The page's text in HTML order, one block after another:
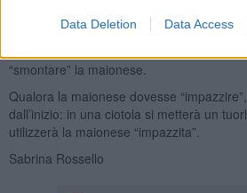
Data Deletion Data Access
facilmente rispetto all’olio di semi).
quando la salsa sarà cremosa e densa, a
“smontare” la maionese.
Qualora la maionese dovesse
dall’inizio: in una ciotola si metterà un
utilizzerà la maionese “impazzita”.
Sabrina Rossello